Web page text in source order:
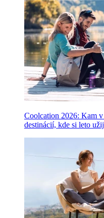
Coolcation 2026: Kam
destinácií, kde si leto